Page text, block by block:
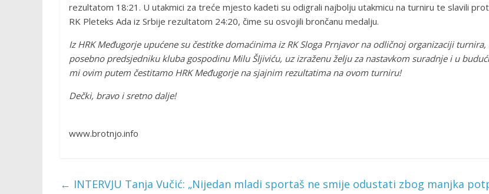
rezultatom 18:21. U utakmici za treće mjesto kadeti su odigrali najbolju utakmicu na turniru te slavili
RK Pleteks Ada iz Srbije rezultatom 24:20, čime su osvojili brončanu medalju.
Iz HRK Međugorje upućene su čestitke domaćinima iz RK Sloga Prnjavor na odličnoj organizaciji turnira,
posebno predsjedniku kluba gospodinu Milu Šljiviću, uz izraženu želju za nastavkom suradnje i u
mi ovim putem čestitamo HRK Međugorje na sjajnim rezultatima na ovom turniru!
Dečki, bravo i sretno dalje!
www.brotnjo.info
← INTERVJU Tanja Vučić: „Nijedan mladi sportaš ne smije odustati zbog manjka